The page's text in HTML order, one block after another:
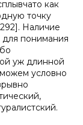
как
точку
Наличие
для понимания
уж длинной
можем условно